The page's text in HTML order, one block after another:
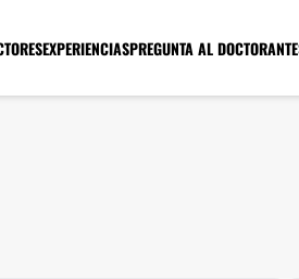
EXPERIENCIASPREGUNTA AL DOCTOR